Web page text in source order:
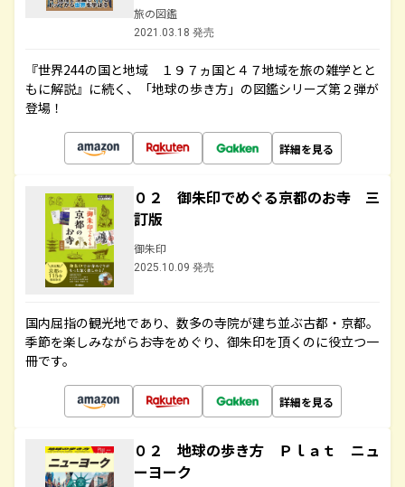
旅の図鑑
2021.03.18 発売
『世界244の国と地域 １９７ヵ国と４７地域を旅の雑学とと
もに解説』に続く、「地球の歩き方」の図鑑シリーズ第２弾が
登場！
詳細を見る
０２ 御朱印でめぐる京都のお寺 三
訂版
御朱印
2025.10.09 発売
国内屈指の観光地であり、数多の寺院が建ち並ぶ古都・京都。
季節を楽しみながらお寺をめぐり、御朱印を頂くのに役立つ一
冊です。
詳細を見る
０２ 地球の歩き方 Ｐｌａｔ ニュ
ーヨーク